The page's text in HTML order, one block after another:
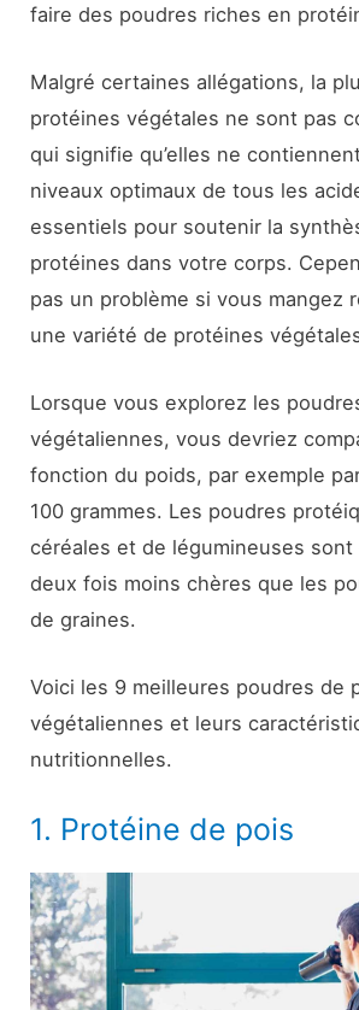
faire des poudres riches en
Malgré certaines allégations, la
protéines végétales ne sont pas
qui signifie qu’elles ne
niveaux optimaux de tous les
essentiels pour soutenir la
protéines dans votre corps.
pas un problème si vous mangez
une variété de protéines
Lorsque vous explorez les
végétaliennes, vous devriez
fonction du poids, par exemple
100 grammes. Les poudres
céréales et de légumineuses
deux fois moins chères que les
de graines.
Voici les 9 meilleures poudres de
végétaliennes et leurs
nutritionnelles.
1. Protéine de pois